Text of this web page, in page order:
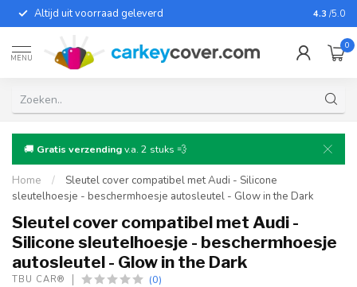
Altijd uit voorraad geleverd Voor
4.3 /5.0
MENU
0
🚚 Gratis verzendingv.a. 2 stuks 💨
Home /
Sleutel cover compatibel met Audi - Silicone
sleutelhoesje - beschermhoesje autosleutel - Glow in the Dark
Sleutel cover compatibel met Audi -
Silicone sleutelhoesje - beschermhoesje
autosleutel - Glow in the Dark
TBU CAR® (0)